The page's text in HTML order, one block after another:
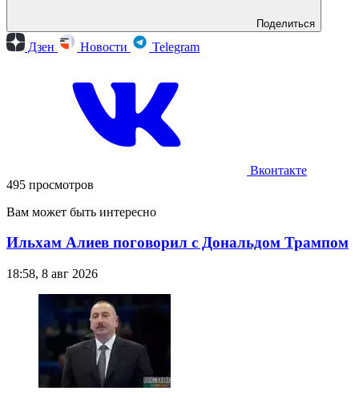
Поделиться
Дзен Новости Telegram
Вконтакте
495 просмотров
Вам может быть интересно
Ильхам Алиев поговорил с Дональдом Трампом
18:58, 8 авг 2026